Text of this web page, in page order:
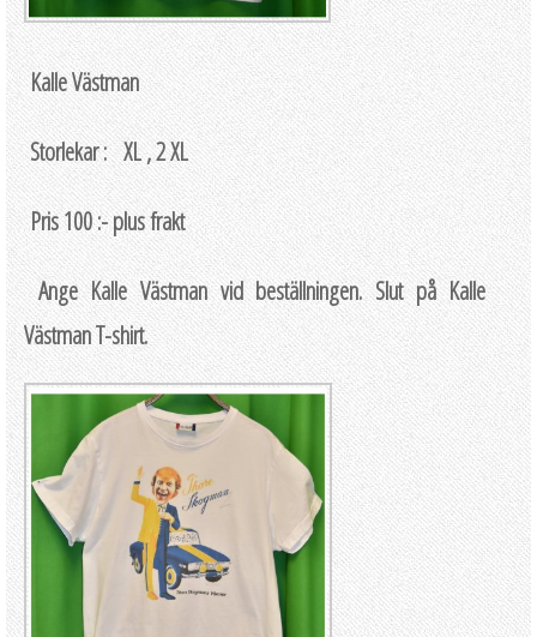
Kalle Västman
Storlekar : XL , 2 XL
Pris 100 :- plus frakt
Ange Kalle Västman vid beställningen. Slut på Kalle
Västman T-shirt.